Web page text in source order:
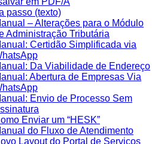
passo (texto)
– Alterações para o Módulo
Administração Tributária
Certidão Simplificada via
Da Viabilidade de Endereço
Abertura de Empresas Via
Envio de Processo Sem
Enviar um “HESK”
do Fluxo de Atendimento
Layout do Portal de Serviços